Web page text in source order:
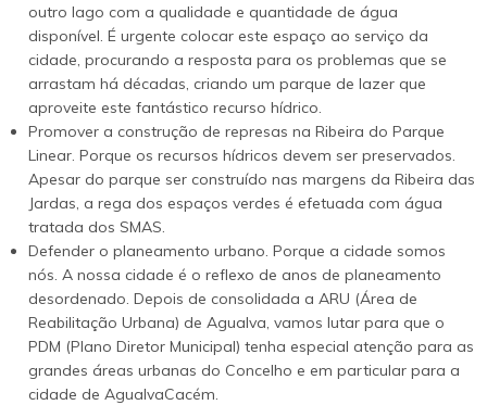
outro lago com a qualidade e quantidade de água
disponível. É urgente colocar este espaço ao serviço da
cidade, procurando a resposta para os problemas que se
arrastam há décadas, criando um parque de lazer que
aproveite este fantástico recurso hídrico.
Promover a construção de represas na Ribeira do Parque
Linear. Porque os recursos hídricos devem ser preservados.
Apesar do parque ser construído nas margens da Ribeira das
Jardas, a rega dos espaços verdes é efetuada com água
tratada dos SMAS.
Defender o planeamento urbano. Porque a cidade somos
nós. A nossa cidade é o reflexo de anos de planeamento
desordenado. Depois de consolidada a ARU (Área de
Reabilitação Urbana) de Agualva, vamos lutar para que o
PDM (Plano Diretor Municipal) tenha especial atenção para as
grandes áreas urbanas do Concelho e em particular para a
cidade de AgualvaCacém.